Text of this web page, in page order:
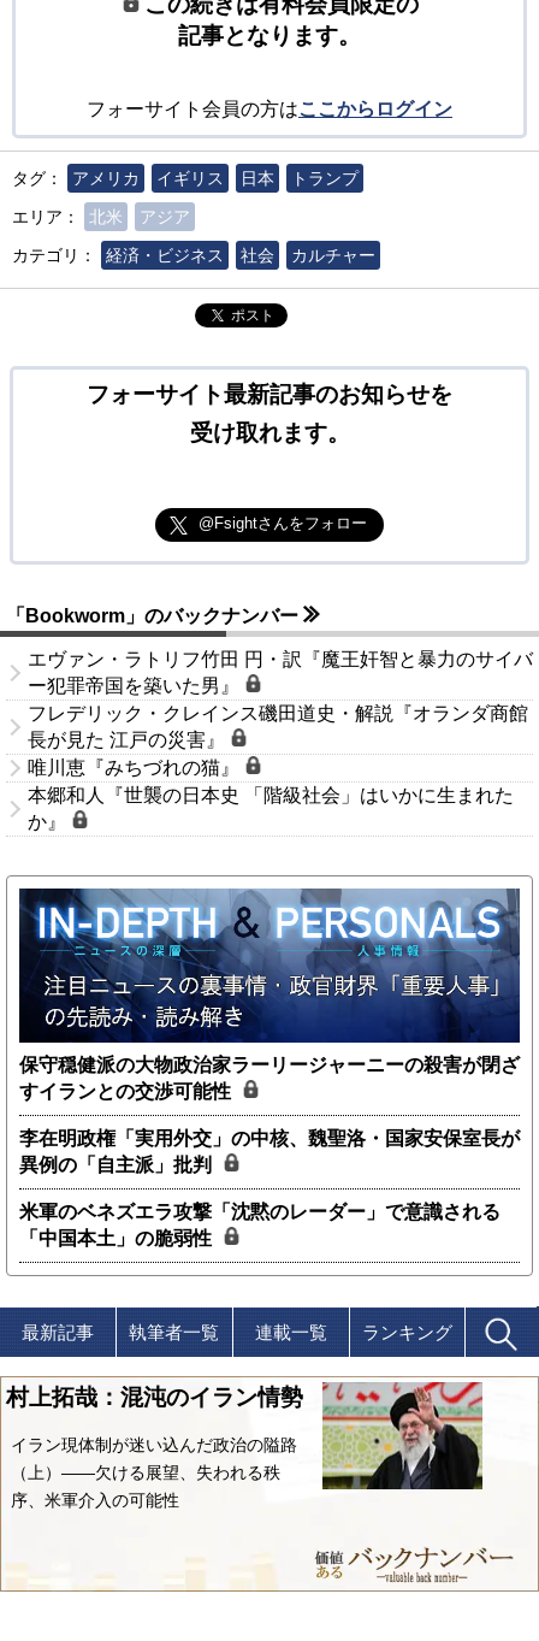
記事となります。
フォーサイト会員の方はここからログイン
タグ： アメリカ イギリス 日本
トランプ
エリア：
北米
アジア
カテゴリ：
経済・ビジネス 社会 カルチャー
ポスト
フォーサイト最新記事のお知らせを
受け取れます。
@Fsightさんをフォロー
「Bookworm」のバックナンバー
エヴァン・ラトリフ竹田 円・訳『魔王奸智と暴力のサイバ
ー犯罪帝国を築いた男』
フレデリック・クレインス磯田道史・解説『オランダ商館
長が見た 江戸の災害』
唯川恵『みちづれの猫』
本郷和人『世襲の日本史 「階級社会」はいかに生まれた
か』
保守穏健派の大物政治家ラーリージャーニーの殺害が閉ざ
すイランとの交渉可能性
李在明政権「実用外交」の中核、魏聖洛・国家安保室長が
異例の「自主派」批判
米軍のベネズエラ攻撃「沈黙のレーダー」で意識される
「中国本土」の脆弱性
最新記事 執筆者一覧 連載一覧 ランキング
村上拓哉：混沌のイラン情勢
イラン現体制が迷い込んだ政治の隘路
（上）――欠ける展望、失われる秩
序、米軍介入の可能性